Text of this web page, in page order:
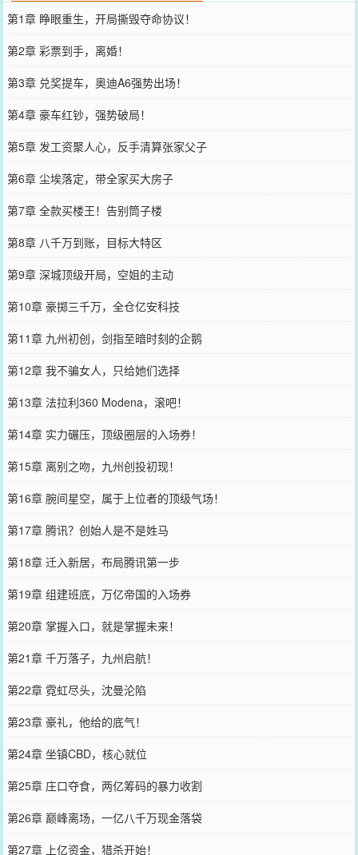
第1章 睁眼重生，开局撕毁夺命协议！
第2章 彩票到手，离婚！
第3章 兑奖提车，奥迪A6强势出场！
第4章 豪车红钞，强势破局！
第5章 发工资聚人心，反手清算张家父子
第6章 尘埃落定，带全家买大房子
第7章 全款买楼王！告别筒子楼
第8章 八千万到账，目标大特区
第9章 深城顶级开局，空姐的主动
第10章 豪掷三千万，全仓亿安科技
第11章 九州初创，剑指至暗时刻的企鹅
第12章 我不骗女人，只给她们选择
第13章 法拉利360 Modena，滚吧！
第14章 实力碾压，顶级圈层的入场券！
第15章 离别之吻，九州创投初现！
第16章 腕间星空，属于上位者的顶级气场！
第17章 腾讯？创始人是不是姓马
第18章 迁入新居，布局腾讯第一步
第19章 组建班底，万亿帝国的入场券
第20章 掌握入口，就是掌握未来！
第21章 千万落子，九州启航！
第22章 霓虹尽头，沈曼沦陷
第23章 豪礼，他给的底气！
第24章 坐镇CBD，核心就位
第25章 庄口夺食，两亿筹码的暴力收割
第26章 巅峰离场，一亿八千万现金落袋
第27章 上亿资金，猎杀开始！